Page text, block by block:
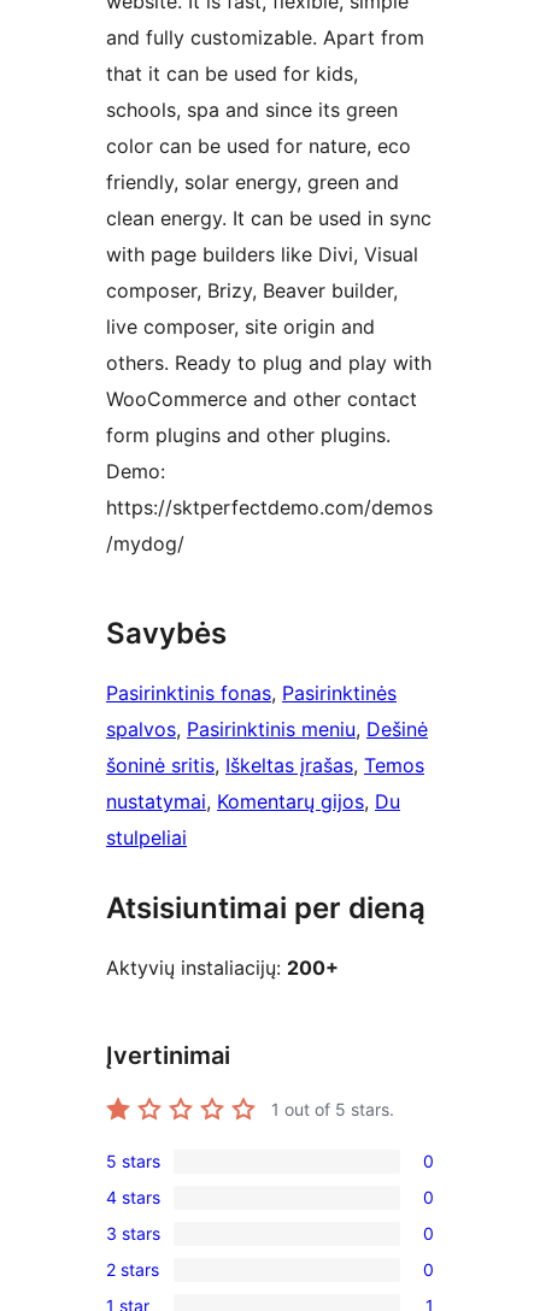
and fully customizable. Apart from
that it can be used for kids,
schools, spa and since its green
color can be used for nature, eco
friendly, solar energy, green and
clean energy. It can be used in sync
with page builders like Divi, Visual
composer, Brizy, Beaver builder,
live composer, site origin and
others. Ready to plug and play with
WooCommerce and other contact
form plugins and other plugins.
Demo:
https://sktperfectdemo.com/demos
/mydog/
Savybės
Pasirinktinis fonas, Pasirinktinės
spalvos, Pasirinktinis meniu, Dešinė
šoninė sritis, Iškeltas įrašas, Temos
nustatymai, Komentarų gijos, Du
stulpeliai
Atsisiuntimai per dieną
Aktyvių instaliacijų: 200+
Įvertinimai
1 out of 5 stars.
0
5-
star
reviews
5 stars 0
0
4-
star
reviews
4 stars 0
0
3-
3 stars 0
0
2 stars 0
1 star 1